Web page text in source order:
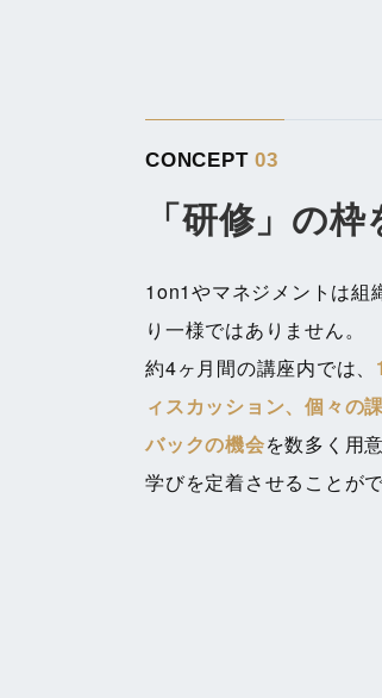
CONCEPT 03
「研修」の
1on1やマネジメントは組
り一様ではありません。
約4ヶ月間の講座内では、
ィスカッション、個々の
バックの機会を数多く用
学びを定着させることがで